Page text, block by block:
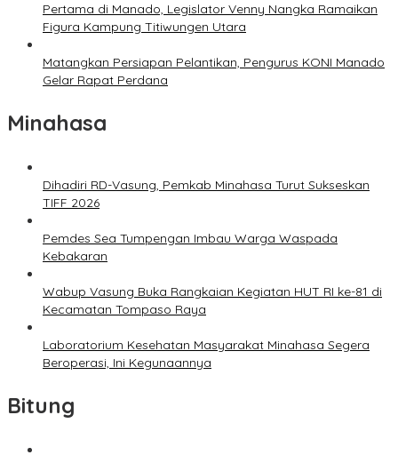
Pertama di Manado, Legislator Venny Nangka Ramaikan
Figura Kampung Titiwungen Utara
Matangkan Persiapan Pelantikan, Pengurus KONI Manado
Gelar Rapat Perdana
Minahasa
Dihadiri RD-Vasung, Pemkab Minahasa Turut Sukseskan
TIFF 2026
Pemdes Sea Tumpengan Imbau Warga Waspada
Kebakaran
Wabup Vasung Buka Rangkaian Kegiatan HUT RI ke-81 di
Kecamatan Tompaso Raya
Laboratorium Kesehatan Masyarakat Minahasa Segera
Beroperasi, Ini Kegunaannya
Bitung